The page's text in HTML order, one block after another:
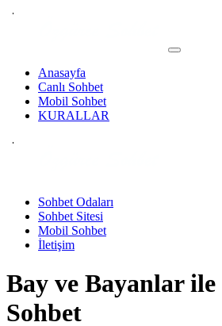
Anasayfa
Canlı Sohbet
Mobil Sohbet
KURALLAR
Sohbet Odaları
Sohbet Sitesi
Mobil Sohbet
İletişim
Bay ve Bayanlar ile
Sohbet